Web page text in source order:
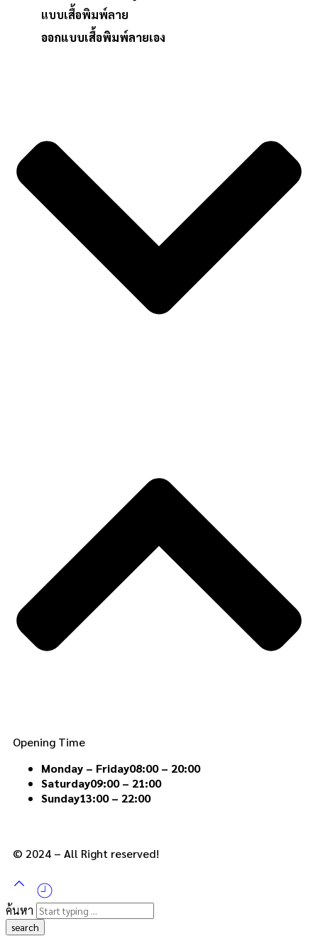
แบบเสื้อพิมพ์ลาย
ออกแบบเสื้อพิมพ์ลายเอง
Opening Time
Monday – Friday08:00 – 20:00
Saturday09:00 – 21:00
Sunday13:00 – 22:00
© 2024 – All Right reserved!
ค้นหา